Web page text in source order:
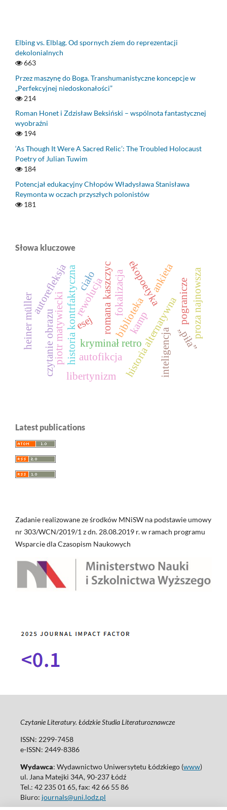
Elbing vs. Elbląg. Od spornych ziem do reprezentacji
dekolonialnych
663
Przez maszynę do Boga. Transhumanistyczne koncepcje w
„Perfekcyjnej niedoskonałości”
214
Roman Honet i Zdzisław Beksiński – wspólnota fantastycznej
wyobraźni
194
‘As Though It Were A Sacred Relic’: The Troubled Holocaust
Poetry of Julian Tuwim
184
Potencjał edukacyjny Chłopów Władysława Stanisława
Reymonta w oczach przyszłych polonistów
181
Słowa kluczowe
kryminał retrohistoria alternatywna
historia kontrfaktycznaesej
piotr matywiecki inteligencja
biblioteka
romana kaszczyc ekopoetyka pogranicze
autorefleksja fokalizacja
czytanie obrazu autofikcja
ankieta
heiner müller
libertynizm
rewolucja
ciało
„piła”
proza najnowsza
kamp
Latest publications
Zadanie realizowane ze środków MNiSW na podstawie umowy
nr 303/WCN/2019/1 z dn. 28.08.2019 r. w ramach programu
Wsparcie dla Czasopism Naukowych
Czytanie Literatury. Łódzkie Studia Literaturoznawcze
ISSN: 2299-7458
e-ISSN: 2449-8386
Wydawca: Wydawnictwo Uniwersytetu Łódzkiego (www)
ul. Jana Matejki 34A, 90-237 Łódź
Tel.: 42 235 01 65, fax: 42 66 55 86
Biuro: journals@uni.lodz.pl